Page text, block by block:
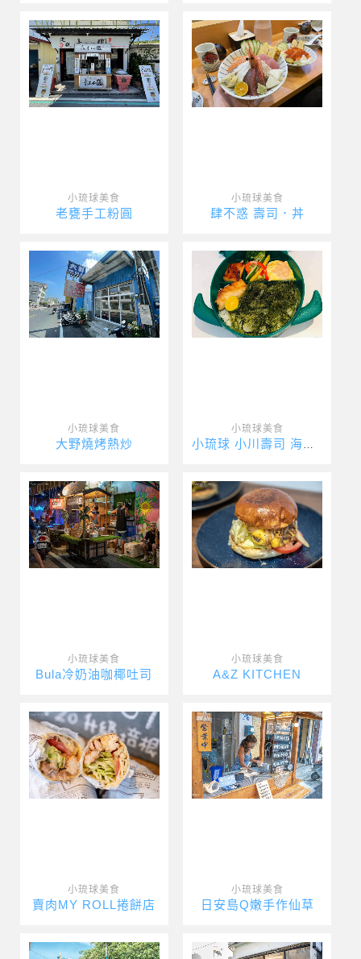
小琉球美食
老甕手工粉圓
小琉球美食
肆不惑 壽司．丼
小琉球美食
大野燒烤熱炒
小琉球美食
小琉球美食
Bula冷奶油咖椰吐司
小琉球美食
A&Z KITCHEN
小琉球美食
賣肉MY ROLL捲餅店
小琉球美食
日安島Q嫩手作仙草